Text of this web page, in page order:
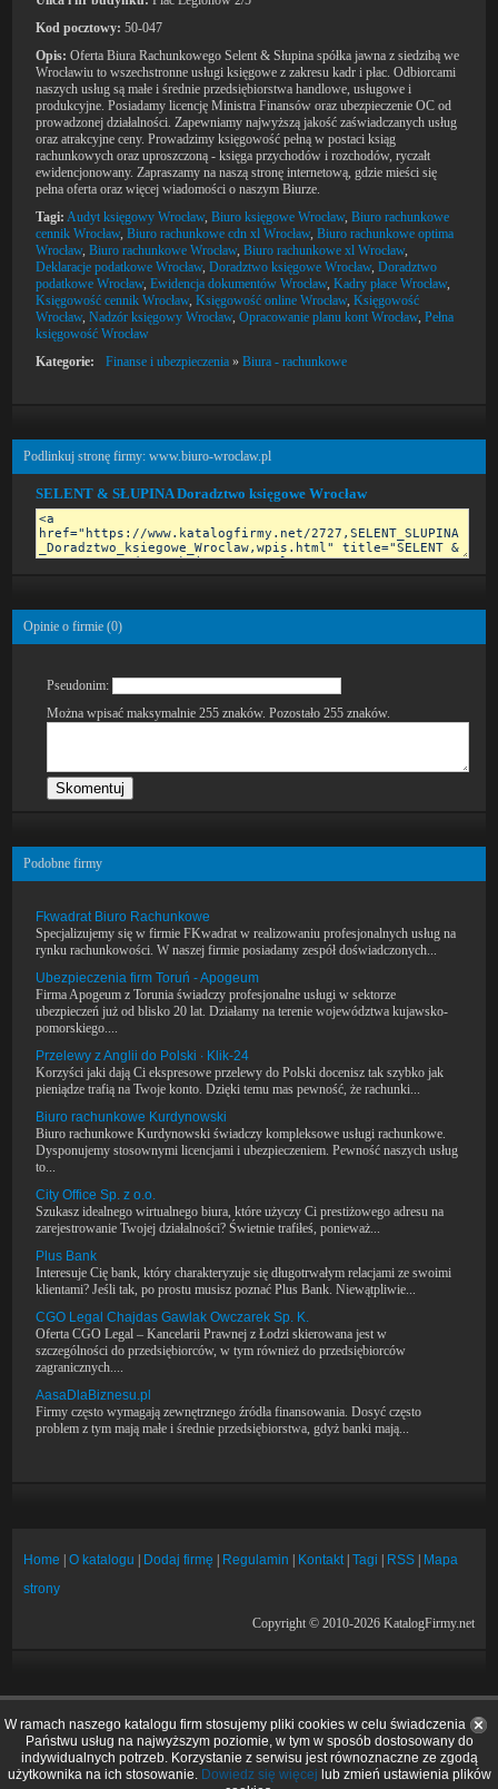
Kod pocztowy: 50-047
Opis: Oferta Biura Rachunkowego Selent & Słupina spółka jawna z siedzibą we
Wrocławiu to wszechstronne usługi księgowe z zakresu kadr i płac. Odbiorcami
naszych usług są małe i średnie przedsiębiorstwa handlowe, usługowe i
produkcyjne. Posiadamy licencję Ministra Finansów oraz ubezpieczenie OC od
prowadzonej działalności. Zapewniamy najwyższą jakość zaświadczanych usług
oraz atrakcyjne ceny. Prowadzimy księgowość pełną w postaci ksiąg
rachunkowych oraz uproszczoną - księga przychodów i rozchodów, ryczałt
ewidencjonowany. Zapraszamy na naszą stronę internetową, gdzie mieści się
pełna oferta oraz więcej wiadomości o naszym Biurze.
Tagi: Audyt księgowy Wrocław,Biuro księgowe Wrocław,Biuro rachunkowe
cennik Wrocław,Biuro rachunkowe cdn xl Wrocław,Biuro rachunkowe optima
Wrocław,Biuro rachunkowe Wrocław,Biuro rachunkowe xl Wrocław,
Deklaracje podatkowe Wrocław,Doradztwo księgowe Wrocław,Doradztwo
podatkowe Wrocław,Ewidencja dokumentów Wrocław,Kadry płace Wrocław,
Księgowość cennik Wrocław,Księgowość online Wrocław,Księgowość
Wrocław,Nadzór księgowy Wrocław,Opracowanie planu kont Wrocław,Pełna
księgowość Wrocław
Kategorie:
Finanse i ubezpieczenia »Biura - rachunkowe
Podlinkuj stronę firmy: www.biuro-wroclaw.pl
SELENT & SŁUPINA Doradztwo księgowe Wrocław
Opinie o firmie (0)
Pseudonim:
Można wpisać maksymalnie 255 znaków. Pozostało255 znaków.
Podobne firmy
Fkwadrat Biuro Rachunkowe
Specjalizujemy się w firmie FKwadrat w realizowaniu profesjonalnych usług na
rynku rachunkowości. W naszej firmie posiadamy zespół doświadczonych...
Ubezpieczenia firm Toruń - Apogeum
Firma Apogeum z Torunia świadczy profesjonalne usługi w sektorze
ubezpieczeń już od blisko 20 lat. Działamy na terenie województwa kujawsko-
pomorskiego....
Przelewy z Anglii do Polski ∙ Klik-24
Korzyści jaki dają Ci ekspresowe przelewy do Polski docenisz tak szybko jak
pieniądze trafią na Twoje konto. Dzięki temu mas pewność, że rachunki...
Biuro rachunkowe Kurdynowski
Biuro rachunkowe Kurdynowski świadczy kompleksowe usługi rachunkowe.
Dysponujemy stosownymi licencjami i ubezpieczeniem. Pewność naszych usług
to...
City Office Sp. z o.o.
Szukasz idealnego wirtualnego biura, które użyczy Ci prestiżowego adresu na
zarejestrowanie Twojej działalności? Świetnie trafiłeś, ponieważ...
Plus Bank
Interesuje Cię bank, który charakteryzuje się długotrwałym relacjami ze swoimi
klientami? Jeśli tak, po prostu musisz poznać Plus Bank. Niewątpliwie...
CGO Legal Chajdas Gawlak Owczarek Sp. K.
Oferta CGO Legal – Kancelarii Prawnej z Łodzi skierowana jest w
szczególności do przedsiębiorców, w tym również do przedsiębiorców
zagranicznych....
AasaDlaBiznesu.pl
Firmy często wymagają zewnętrznego źródła finansowania. Dosyć często
problem z tym mają małe i średnie przedsiębiorstwa, gdyż banki mają...
Home |O katalogu Dodaj firmę Regulamin Kontakt|Tagi RSS
Mapa
strony
Copyright © 2010-2026 KatalogFirmy.net
W ramach naszego katalogu firm stosujemy pliki cookies w celu świadczenia
Państwu usług na najwyższym poziomie, w tym w sposób dostosowany do
indywidualnych potrzeb. Korzystanie z serwisu jest równoznaczne ze zgodą
użytkownika na ich stosowanie. Dowiedz się więcej lub zmień ustawienia plików